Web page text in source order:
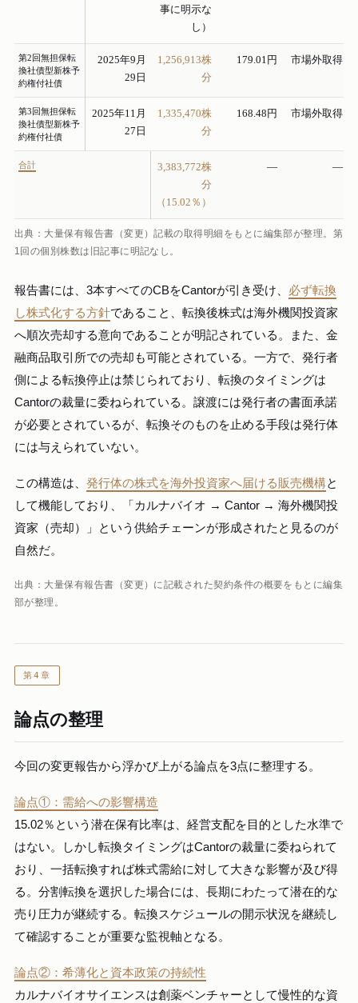
事に明示な
し）
第2回無担保転
換社債型新株予
約権付社債
2025年9月
29日
1,256,913株
分
179.01円 市場外取得
第3回無担保転
換社債型新株予
約権付社債
2025年11月
27日
1,335,470株
分
168.48円 市場外取得
合計
3,383,772株
分
（15.02％）
— —
出典：大量保有報告書（変更）記載の取得明細をもとに編集部が整理。第
1回の個別株数は旧記事に明記なし。
報告書には、3本すべてのCBをCantorが引き受け、 必ず転換
し株式化する方針であること、転換後株式は海外機関投資家
へ順次売却する意向であることが明記されている。また、金
融商品取引所での売却も可能とされている。一方で、発行者
側による転換停止は禁じられており、転換のタイミングは
Cantorの裁量に委ねられている。譲渡には発行者の書面承諾
が必要とされているが、転換そのものを止める手段は発行体
には与えられていない。
この構造は、 発行体の株式を海外投資家へ届ける販売機構と
して機能しており、「カルナバイオ → Cantor → 海外機関投
資家（売却）」という供給チェーンが形成されたと見るのが
自然だ。
出典：大量保有報告書（変更）に記載された契約条件の概要をもとに編集
部が整理。
第4章
論点の整理
今回の変更報告から浮かび上がる論点を3点に整理する。
論点①：需給への影響構造
15.02％という潜在保有比率は、経営支配を目的とした水準で
はない。しかし転換タイミングはCantorの裁量に委ねられて
おり、一括転換すれば株式需給に対して大きな影響が及び得
る。分割転換を選択した場合には、長期にわたって潜在的な
売り圧力が継続する。転換スケジュールの開示状況を継続し
て確認することが重要な監視軸となる。
論点②：希薄化と資本政策の持続性
カルナバイオサイエンスは創薬ベンチャーとして慢性的な資